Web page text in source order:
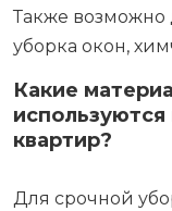
Также возможно
уборка окон,
Какие
квартир?
Для срочной